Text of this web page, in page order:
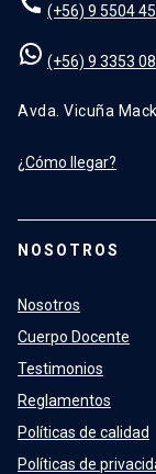
(+56) 9 5504
(+56) 9 3353
Avda. Vicuña
¿Cómo llegar?
NOSOTROS
Nosotros
Cuerpo Docente
Testimonios
Reglamentos
Políticas de calidad
Políticas de